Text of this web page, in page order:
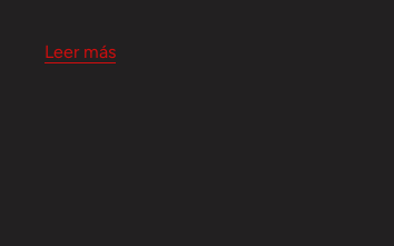
Leer más